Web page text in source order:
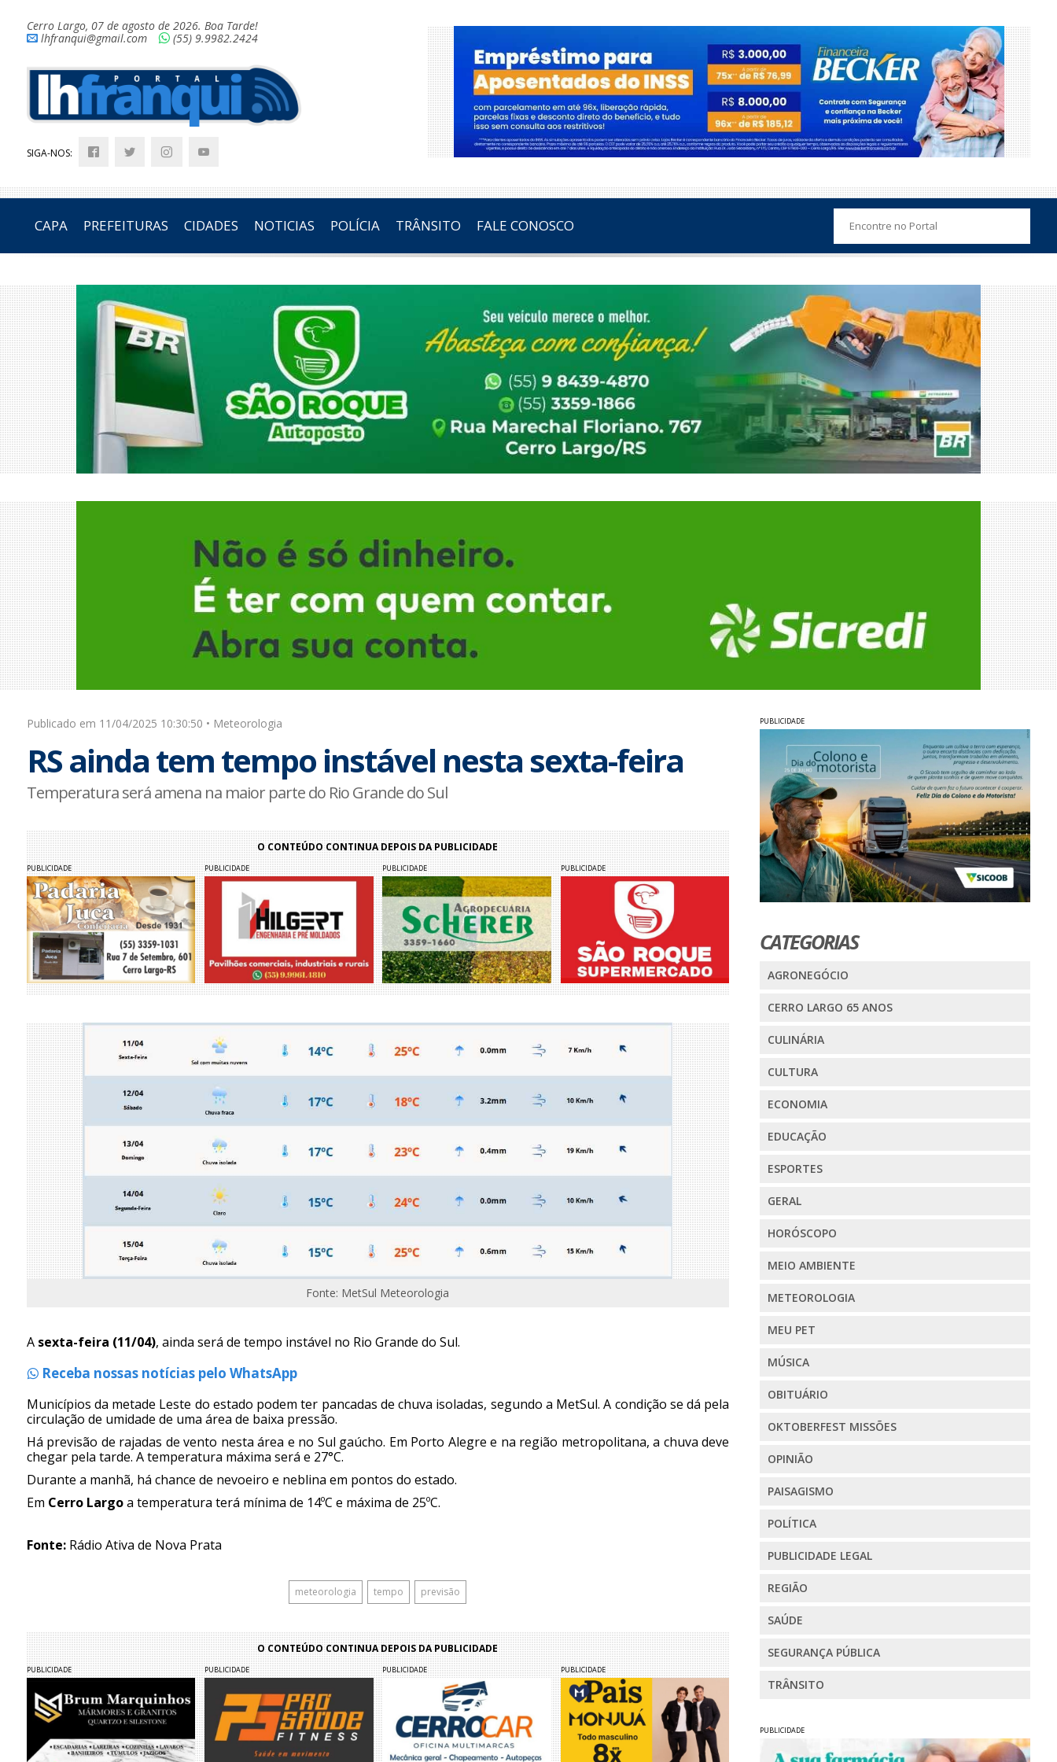
Cerro Largo, 07 de agosto de 2026. Boa Tarde!
lhfranqui@gmail.com
(55) 9.9982.2424
SIGA-NOS:
CAPA PREFEITURAS CIDADES NOTICIAS POLÍCIA TRÂNSITO FALE CONOSCO
Publicado em 11/04/2025 10:30:50 • Meteorologia
RS ainda tem tempo instável nesta sexta-feira
Temperatura será amena na maior parte do Rio Grande do Sul
O CONTEÚDO CONTINUA DEPOIS DA PUBLICIDADE
PUBLICIDADE PUBLICIDADE PUBLICIDADE PUBLICIDADE
Fonte: MetSul Meteorologia
A sexta-feira (11/04), ainda será de tempo instável no Rio Grande do Sul.
Receba nossas notícias pelo WhatsApp
Municípios da metade Leste do estado podem ter pancadas de chuva isoladas, segundo a MetSul. A condição se dá pela
circulação de umidade de uma área de baixa pressão.
Há previsão de rajadas de vento nesta área e no Sul gaúcho. Em Porto Alegre e na região metropolitana, a chuva deve
chegar pela tarde. A temperatura máxima será e 27°C.
Durante a manhã, há chance de nevoeiro e neblina em pontos do estado.
Em Cerro Largoa temperatura terá mínima de 14ºC e máxima de 25ºC.
Fonte:Rádio Ativa de Nova Prata
meteorologia tempo previsão
O CONTEÚDO CONTINUA DEPOIS DA PUBLICIDADE
PUBLICIDADE PUBLICIDADE PUBLICIDADE PUBLICIDADE
PUBLICIDADE
CATEGORIAS
AGRONEGÓCIO
CERRO LARGO 65 ANOS
CULINÁRIA
CULTURA
ECONOMIA
EDUCAÇÃO
ESPORTES
GERAL
HORÓSCOPO
MEIO AMBIENTE
METEOROLOGIA
MEU PET
MÚSICA
OBITUÁRIO
OKTOBERFEST MISSÕES
OPINIÃO
PAISAGISMO
POLÍTICA
PUBLICIDADE LEGAL
REGIÃO
SAÚDE
SEGURANÇA PÚBLICA
TRÂNSITO
PUBLICIDADE